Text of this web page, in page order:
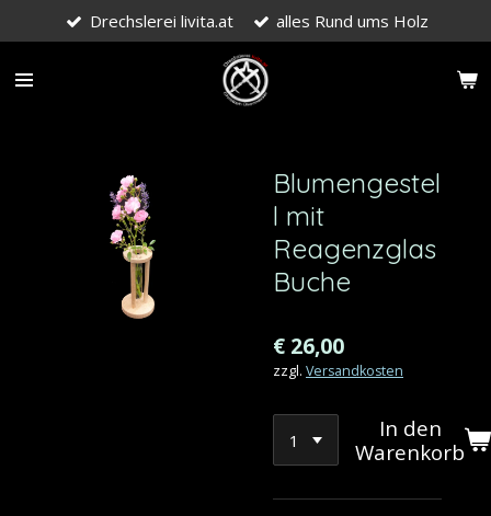
Hauptinhalt
springen
Drechslerei livita.at alles Rund ums Holz
Blumengestel
l mit
Reagenzglas
Buche
€ 26,00
zzgl. Versandkosten
In den
Warenkorb